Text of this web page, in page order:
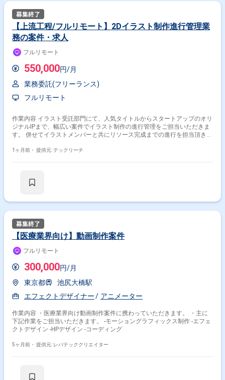
【上流工程/フルリモート】2Dイラスト制作進行管理業
務の案件・求人
フルリモート
550,000円/月
業務委託(フリーランス)
フルリモート
作業内容 イラスト受託部門にて、人気タイトルからスタートアップのオリ
ジナルIPまで、幅広い案件でイラスト制作の進行管理をご担当いただきま
す。 併せてイラストメンバーと共にリソース完成までの進行を担当頂きな
ターイラストの工数管理、進捗管理 クライアントとの窓口業務など イラ
見送りとなります。（但し、企業都合退場は対象外） ※20代〜30代が中心
必須 ・週5日稼働必須 ・エンジニア実務経験3年以上必須 ＝＝＝＝＝ ★本
案件の最新の状況は、担当者までお問合せ下さい。 ★期間：随時～
1ヶ月前・ 提供元: テックリーチ
【医療業界向け】動画制作案件
フルリモート
300,000円/月
東京都
池尻大橋駅
エフェクトデザイナー
アニメーター
作業内容 ・医療業界向け動画制作案件に携わっていただきます。 ・主に
下記作業をご担当いただきます。 -モーショングラフィックス制作 -エフェ
クトデザイン -HPデザイン -コーディング
5ヶ月前・ 提供元: レバテッククリエイター